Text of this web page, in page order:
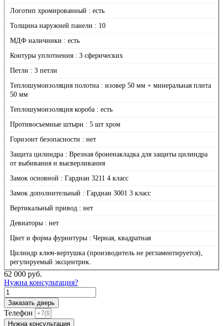
Логотип хромированный : есть
Толщина наружней панели : 10
МДФ наличники : есть
Контуры уплотнения : 3 сферических
Петли : 3 петли
Теплошумоизоляция полотна : изовер 50 мм + минеральная плита
50 мм
Теплошумоизоляция короба : есть
Противосъемные штыри : 5 шт хром
Горизонт безопасности : нет
Защита цилиндра : Врезная броненакладка для защиты цилиндра
от выбивания и высверливания
Замок основной : Гардиан 3211 4 класс
Замок дополнительный : Гардиан 3001 3 класс
Вертикальный привод : нет
Девиаторы : нет
Цвет и форма фурнитуры : Черная, квадратная
Цилиндр ключ-вертушка (производитель не регламентируется),
регулируемый эксцентрик.
62 000 руб.
Нужна консультация?
Количество
товара
Континент
с
Заказать дверь
Телефон
Нужна консультация